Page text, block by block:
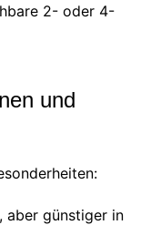
2- oder 4-
und
aber günstiger in